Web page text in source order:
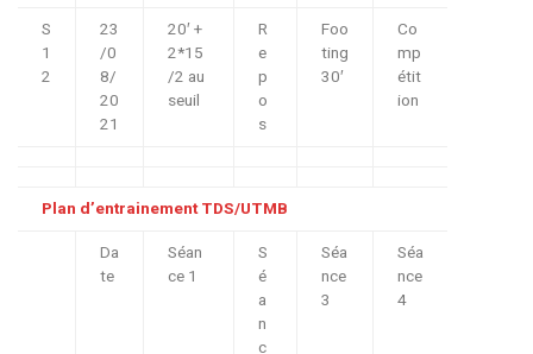
S
1
2
23
/0
8/
20
21
20′ +
2*15
/2 au
seuil
R
e
p
o
s
Foo
ting
30′
Co
mp
étit
ion
Plan d’entrainement TDS/UTMB
Da
te
Séan
ce 1
S
é
a
n
c
Séa
nce
3
Séa
nce
4